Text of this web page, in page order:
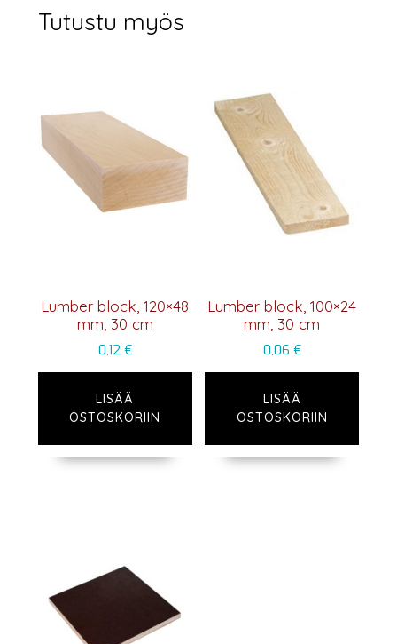
Tutustu myös
Lumber block, 120×48
mm, 30 cm
0,12 €
LISÄÄ
OSTOSKORIIN
Lumber block, 100×24
mm, 30 cm
0,06 €
LISÄÄ
OSTOSKORIIN